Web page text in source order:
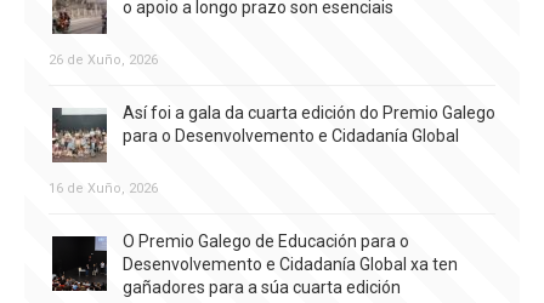
o apoio a longo prazo son esenciais
26 de Xuño, 2026
Así foi a gala da cuarta edición do Premio Galego
para o Desenvolvemento e Cidadanía Global
16 de Xuño, 2026
O Premio Galego de Educación para o
Desenvolvemento e Cidadanía Global xa ten
gañadores para a súa cuarta edición